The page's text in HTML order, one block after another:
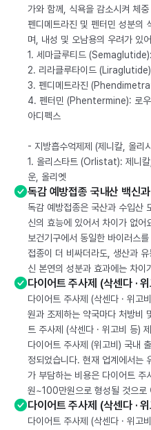
가와 함께, 식욕을 감소시켜 체
펜디메트라진 및 펜터민 성분의
며, 내성 및 오남용의 우려가 있
1. 세마글루티드
2. 리라클루타이드
3. 펜디메트라진
4. 펜터민 (Phentermine): 로우
아디펙스
- 지방흡수억제제 (제니칼, 올리
1. 올리스타트 (Orlistat): 제니
운, 올리엣
독감 예방접종 국내산 백신
독감 예방접종은 국산과 수입산
신의 효능에 있어서 차이가 없어
보건기구에서 동일한 바이러스
접종이 더 비싸더라도, 생산과
신 본연의 성분과 효과에는 차이
다이어트 주사제 (삭센다 ·
다이어트 주사제 (삭센다 · 위고
원과 조제하는 약국마다 처방비
트 주사제 (삭센다 · 위고비 등)
다이어트 주사제 (위고비) 국내
정되었습니다. 현재 업계에서는
가 부담하는 비용은 다이어트
원~100만원으로 형성될 것으로
다이어트 주사제 (삭센다 ·
다이어트 주사제 (삭센다 · 위고